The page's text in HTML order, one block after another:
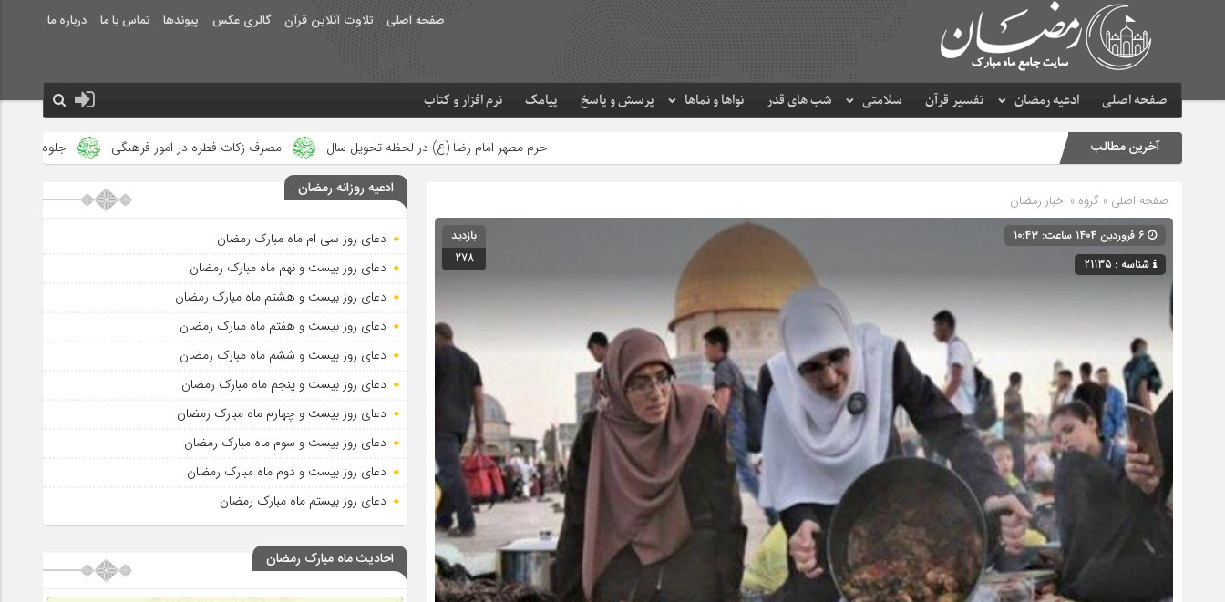
صفحه اصلی تلاوت آنلاین قرآن گالری عکس پیوندها تماس با ما درباره ما
صفحه اصلی ادعیه رمضان تفسیر قرآن سلامتی شب های قدر نواها و نماها پرسش و پاسخ پیامک نرم افزار و کتاب
آخرین مطالب حرم مطهر امام رضا (ع) در لحظه تحویل سال مصرف زکات فطره در امور فرهنگی جلوه‌های بزرگ نصرت الهی در ماه مبارک
صفحه اصلی » گروه » اخبار رمضان
شناسه : 21135
بازدید
278
ادعیه روزانه رمضان
دعای روز سی ام ماه مبارک رمضان
دعای روز بیست و نهم ماه مبارک رمضان
دعای روز بیست و هشتم ماه مبارک رمضان
دعای روز بیست و هفتم ماه مبارک رمضان
دعای روز بیست و ششم ماه مبارک رمضان
دعای روز بیست و پنجم ماه مبارک رمضان
دعای روز بیست و چهارم ماه مبارک رمضان
دعای روز بیست و سوم ماه مبارک رمضان
دعای روز بیست و دوم ماه مبارک رمضان
دعای روز بیستم ماه مبارک رمضان
احادیث ماه مبارک رمضان